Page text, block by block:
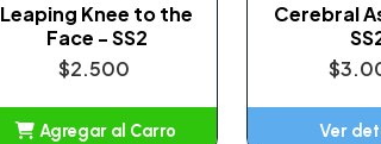
Leaping Knee to the
Face - SS2
$2.500
Agregar al Carro
Cerebral
Ver